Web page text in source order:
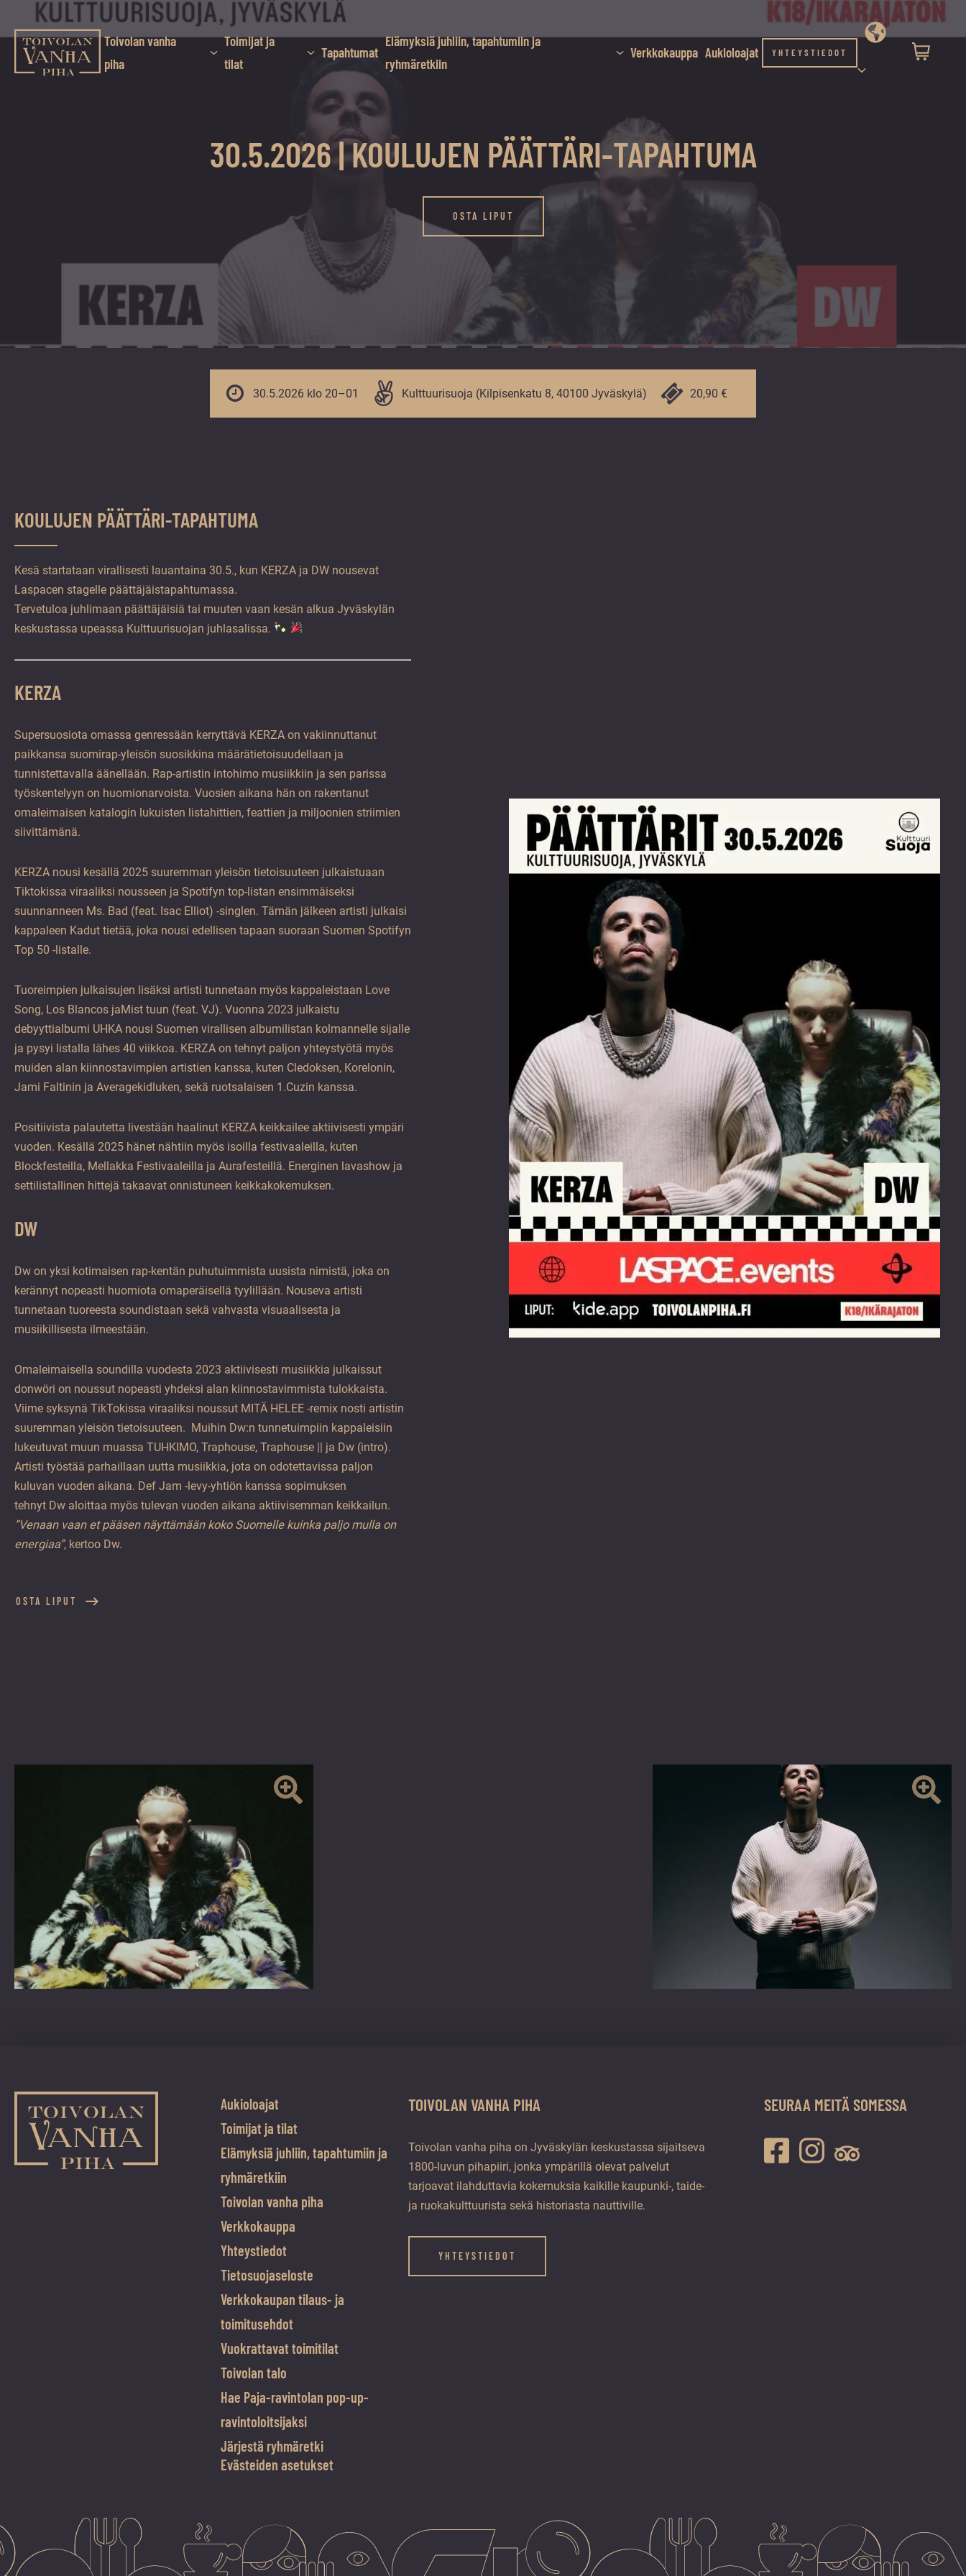
suoraan
sisältöön
Toivolan vanha piha
Toivolan vanha
piha
Toimijat ja
tilat
Tapahtumat
Elämyksiä juhliin, tapahtumiin ja
ryhmäretkiin
Verkkokauppa Aukioloajat YHTEYSTIEDOT
30.5.2026 | KOULUJEN PÄÄTTÄRI-TAPAHTUMA
OSTA LIPUT
30.5.2026 klo 20–01 Kulttuurisuoja (Kilpisenkatu 8, 40100 Jyväskylä) 20,90 €
KOULUJEN PÄÄTTÄRI-TAPAHTUMA
Kesä startataan virallisesti lauantaina 30.5., kun KERZA ja DW nousevat
Laspacen stagelle päättäjäistapahtumassa.
Tervetuloa juhlimaan päättäjäisiä tai muuten vaan kesän alkua Jyväskylän
keskustassa upeassa Kulttuurisuojan juhlasalissa.
KERZA
Supersuosiota omassa genressään kerryttävä KERZA on vakiinnuttanut
paikkansa suomirap-yleisön suosikkina määrätietoisuudellaan ja
tunnistettavalla äänellään. Rap-artistin intohimo musiikkiin ja sen parissa
työskentelyyn on huomionarvoista. Vuosien aikana hän on rakentanut
omaleimaisen katalogin lukuisten listahittien, feattien ja miljoonien striimien
siivittämänä.
KERZA nousi kesällä 2025 suuremman yleisön tietoisuuteen julkaistuaan
Tiktokissa viraaliksi nousseen ja Spotifyn top-listan ensimmäiseksi
suunnanneen Ms. Bad (feat. Isac Elliot) -singlen. Tämän jälkeen artisti julkaisi
kappaleen Kadut tietää, joka nousi edellisen tapaan suoraan Suomen Spotifyn
Top 50 -listalle.
Tuoreimpien julkaisujen lisäksi artisti tunnetaan myös kappaleistaan Love
Song, Los Blancos jaMist tuun (feat. VJ). Vuonna 2023 julkaistu
debyyttialbumi UHKA nousi Suomen virallisen albumilistan kolmannelle sijalle
ja pysyi listalla lähes 40 viikkoa. KERZA on tehnyt paljon yhteystyötä myös
muiden alan kiinnostavimpien artistien kanssa, kuten Cledoksen, Korelonin,
Jami Faltinin ja Averagekidluken, sekä ruotsalaisen 1.Cuzin kanssa.
Positiivista palautetta livestään haalinut KERZA keikkailee aktiivisesti ympäri
vuoden. Kesällä 2025 hänet nähtiin myös isoilla festivaaleilla, kuten
Blockfesteilla, Mellakka Festivaaleilla ja Aurafesteillä. Energinen lavashow ja
settilistallinen hittejä takaavat onnistuneen keikkakokemuksen.
DW
Dw on yksi kotimaisen rap-kentän puhutuimmista uusista nimistä, joka on
kerännyt nopeasti huomiota omaperäisellä tyylillään. Nouseva artisti
tunnetaan tuoreesta soundistaan sekä vahvasta visuaalisesta ja
musiikillisesta ilmeestään.
Omaleimaisella soundilla vuodesta 2023 aktiivisesti musiikkia julkaissut
donwöri on noussut nopeasti yhdeksi alan kiinnostavimmista tulokkaista.
Viime syksynä TikTokissa viraaliksi noussut MITÄ HELEE -remix nosti artistin
suuremman yleisön tietoisuuteen. Muihin Dw:n tunnetuimpiin kappaleisiin
lukeutuvat muun muassa TUHKIMO, Traphouse, Traphouse || ja Dw (intro).
Artisti työstää parhaillaan uutta musiikkia, jota on odotettavissa paljon
kuluvan vuoden aikana. Def Jam -levy-yhtiön kanssa sopimuksen
tehnyt Dw aloittaa myös tulevan vuoden aikana aktiivisemman keikkailun.
”Venaan vaan et pääsen näyttämään koko Suomelle kuinka paljo mulla on
energiaa”, kertoo Dw.
OSTA LIPUT
Aukioloajat
Toimijat ja tilat
Elämyksiä juhliin, tapahtumiin ja
ryhmäretkiin
Toivolan vanha piha
Verkkokauppa
Yhteystiedot
Tietosuojaseloste
Verkkokaupan tilaus- ja
toimitusehdot
Vuokrattavat toimitilat
Toivolan talo
Hae Paja-ravintolan pop-up-
ravintoloitsijaksi
Järjestä ryhmäretki
Evästeiden asetukset
TOIVOLAN VANHA PIHA
Toivolan vanha piha on Jyväskylän keskustassa sijaitseva
1800-luvun pihapiiri, jonka ympärillä olevat palvelut
tarjoavat ilahduttavia kokemuksia kaikille kaupunki-, taide-
ja ruokakulttuurista sekä historiasta nauttiville.
YHTEYSTIEDOT
SEURAA MEITÄ SOMESSA